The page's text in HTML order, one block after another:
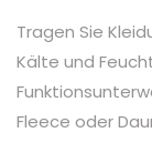
Tragen Sie
Kälte und
Fleece oder